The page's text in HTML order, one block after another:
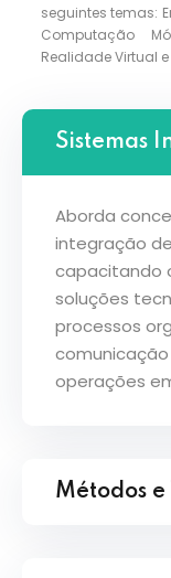
seguintes temas:
Computação
Realidade Virtual
Sistemas
Aborda
integração
capacitando
soluções
processos
operações
Métodos e